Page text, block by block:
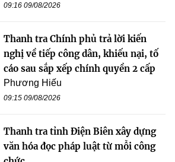
09:16 09/08/2026
Thanh tra Chính phủ trả lời kiến
nghị về tiếp công dân, khiếu nại, tố
cáo sau sắp xếp chính quyền 2 cấp
Phương Hiếu
09:15 09/08/2026
Thanh tra tỉnh Điện Biên xây dựng
văn hóa đọc pháp luật từ mỗi công